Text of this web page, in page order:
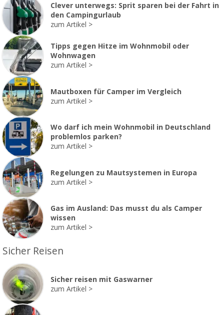
Clever unterwegs: Sprit sparen bei der Fahrt in
den Campingurlaub
zum Artikel
Tipps gegen Hitze im Wohnmobil oder
Wohnwagen
zum Artikel
Mautboxen für Camper im Vergleich
zum Artikel
Wo darf ich mein Wohnmobil in Deutschland
problemlos parken?
zum Artikel
Regelungen zu Mautsystemen in Europa
zum Artikel
Gas im Ausland: Das musst du als Camper
wissen
zum Artikel
Sicher Reisen
Sicher reisen mit Gaswarner
zum Artikel